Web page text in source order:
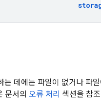
데에는 파일이 없거나 파
문서의 오류 처리 섹션을 참